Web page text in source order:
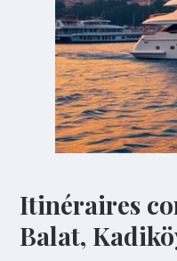
Itinéraires
Balat,